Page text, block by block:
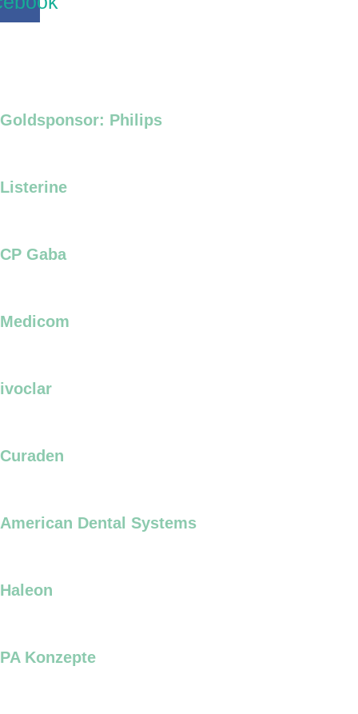
Goldsponsor: Philips
Listerine
CP Gaba
Medicom
ivoclar
Curaden
American Dental Systems
Haleon
PA Konzepte